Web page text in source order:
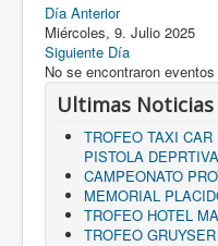
Día Anterior
Miércoles, 9. Julio 2025
Siguiente Día
No se encontraron eventos
Ultimas Noticias
TROFEO TAXI
PISTOLA DEPRTIVA
CAMPEONATO
MEMORIAL
TROFEO HOTEL
TROFEO